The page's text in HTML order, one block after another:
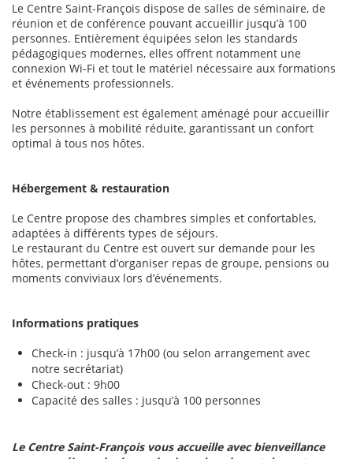
Le Centre Saint-François dispose de salles de séminaire, de
réunion et de conférence pouvant accueillir jusqu’à 100
personnes. Entièrement équipées selon les standards
pédagogiques modernes, elles offrent notamment une
connexion Wi-Fi et tout le matériel nécessaire aux formations
et événements professionnels.
Notre établissement est également aménagé pour accueillir
les personnes à mobilité réduite, garantissant un confort
optimal à tous nos hôtes.
Hébergement & restauration
Le Centre propose des chambres simples et confortables,
adaptées à différents types de séjours.
Le restaurant du Centre est ouvert sur demande pour les
hôtes, permettant d’organiser repas de groupe, pensions ou
moments conviviaux lors d’événements.
Informations pratiques
Check-in : jusqu’à 17h00 (ou selon arrangement avec
notre secrétariat)
Check-out : 9h00
Capacité des salles : jusqu’à 100 personnes
Le Centre Saint-François vous accueille avec bienveillance